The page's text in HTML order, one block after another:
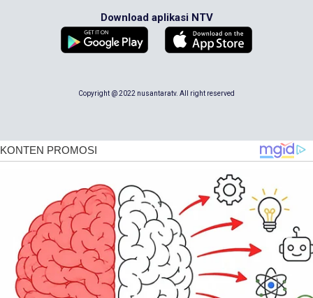
Download aplikasi NTV
Copyright @ 2022 nusantaratv. All right reserved